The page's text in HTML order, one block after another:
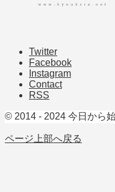
Twitter
Facebook
Instagram
Contact
RSS
© 2014 - 2024 今日から
ページ上部へ戻る